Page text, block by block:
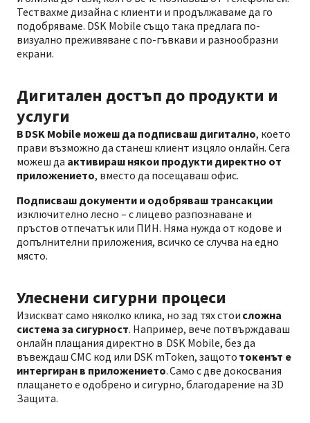
Тествахме дизайна с клиенти и продължаваме да го
подобряваме. DSK Mobile също така предлага по-
визуално преживяване с по-гъвкави и разнообразни
екрани.
Дигитален достъп до продукти и
услуги
В DSK Mobile можеш да подписваш дигитално, което
прави възможно да станеш клиент изцяло онлайн. Сега
можеш да активираш някои продукти директно от
приложението, вместо да посещаваш офис.
Подписваш документи и одобряваш трансакции
изключително лесно – с лицево разпознаване и
пръстов отпечатък или ПИН. Няма нужда от кодове и
допълнителни приложения, всичко се случва на едно
място.
Улеснени сигурни процеси
Изискват само няколко клика, но зад тях стои сложна
система за сигурност. Например, вече потвърждаваш
онлайн плащания директно в DSK Mobile, без да
въвеждаш СМС код или DSK mToken, защото токенът е
интергиран в приложението. Само с две докосвания
плащането е одобрено и сигурно, благодарение на 3D
Защита.